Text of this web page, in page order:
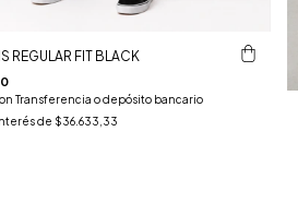
REGULAR FIT BLACK
Transferencia o depósito bancario
de $36.633,33